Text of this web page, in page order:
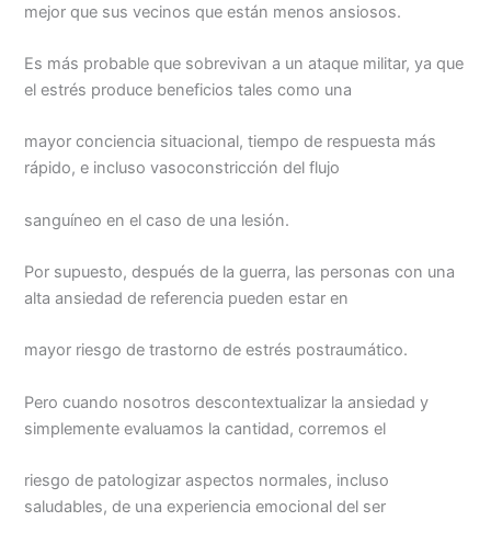
mejor que sus vecinos que están menos ansiosos.
Es más probable que sobrevivan a un ataque militar, ya que
el estrés produce beneficios tales como una
mayor conciencia situacional, tiempo de respuesta más
rápido, e incluso vasoconstricción del flujo
sanguíneo en el caso de una lesión.
Por supuesto, después de la guerra, las personas con una
alta ansiedad de referencia pueden estar en
mayor riesgo de trastorno de estrés postraumático.
Pero cuando nosotros descontextualizar la ansiedad y
simplemente evaluamos la cantidad, corremos el
riesgo de patologizar aspectos normales, incluso
saludables, de una experiencia emocional del ser